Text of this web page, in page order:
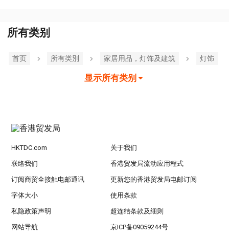
所有类别
首页 所有类別 家居用品，灯饰及建筑 灯饰
显示所有类别
HKTDC.com 关于我们
联络我们 香港贸发局流动应用程式
订阅商贸全接触电邮通讯 更新您的香港贸发局电邮订阅
字体大小 使用条款
私隐政策声明 超连结条款及细则
网站导航 京ICP备09059244号